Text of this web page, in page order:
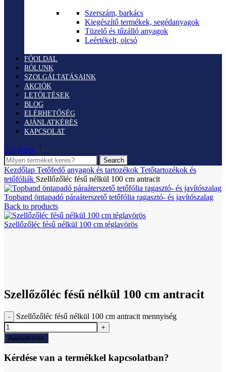
Szerszám, barkács
Kiegészítő termékek, segédanyagok
Tüzelő és tűzálló anyagok
Leértékelt, olcsó
FŐOLDAL
RÓLUNK
SZOLGÁLTATÁSAINK
AKCIÓK
LETÖLTÉSEK
BLOG
ELÉRHETŐSÉG
AJÁNLATKÉRÉS
KAPCSOLAT
0 items 0 Ft
Search
Kezdőlap Tetőfedő anyagok és tartozékok Tetőtartozékok és
tetőfóliák Szellőzőléc fésű nélkül 100 cm antracit
Topband öntapadó páraáterszető tetőfólia ragasztó- és javítószalag
Back to products
Szellőzőléc fésű nélkül 100 cm téglavörös
Szellőzőléc fésű nélkül 100 cm antracit
Szellőzőléc fésű nélkül 100 cm antracit mennyiség
Ajánlatkérés
Kérdése van a termékkel kapcsolatban?